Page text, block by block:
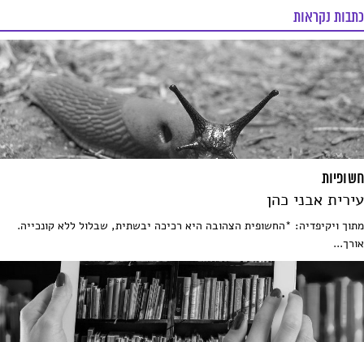
כתבות נקראות
חשופיות
עירית אבני כהן
מתוך ויקיפדיה: *החשופית הצהובה היא רכיכה יבשתית, שבלול ללא קונכייה.
אורך...